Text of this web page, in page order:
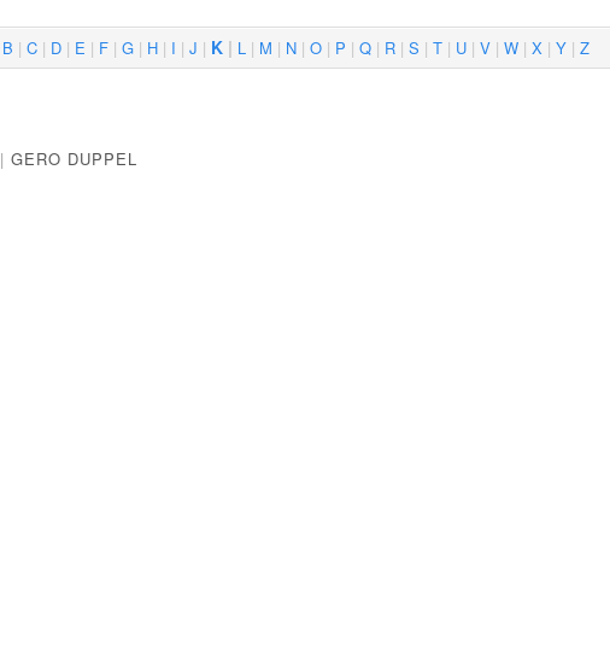
B C D E F G H I J K L M N O P Q R S T U V W X Y Z
| GERO DUPPEL